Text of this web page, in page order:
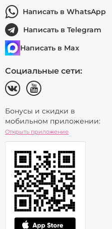
Написать в WhatsApp
Написать в Telegram
Написать в Max
Социальные сети:
Бонусы и скидки в
мобильном приложении:
Открыть приложение